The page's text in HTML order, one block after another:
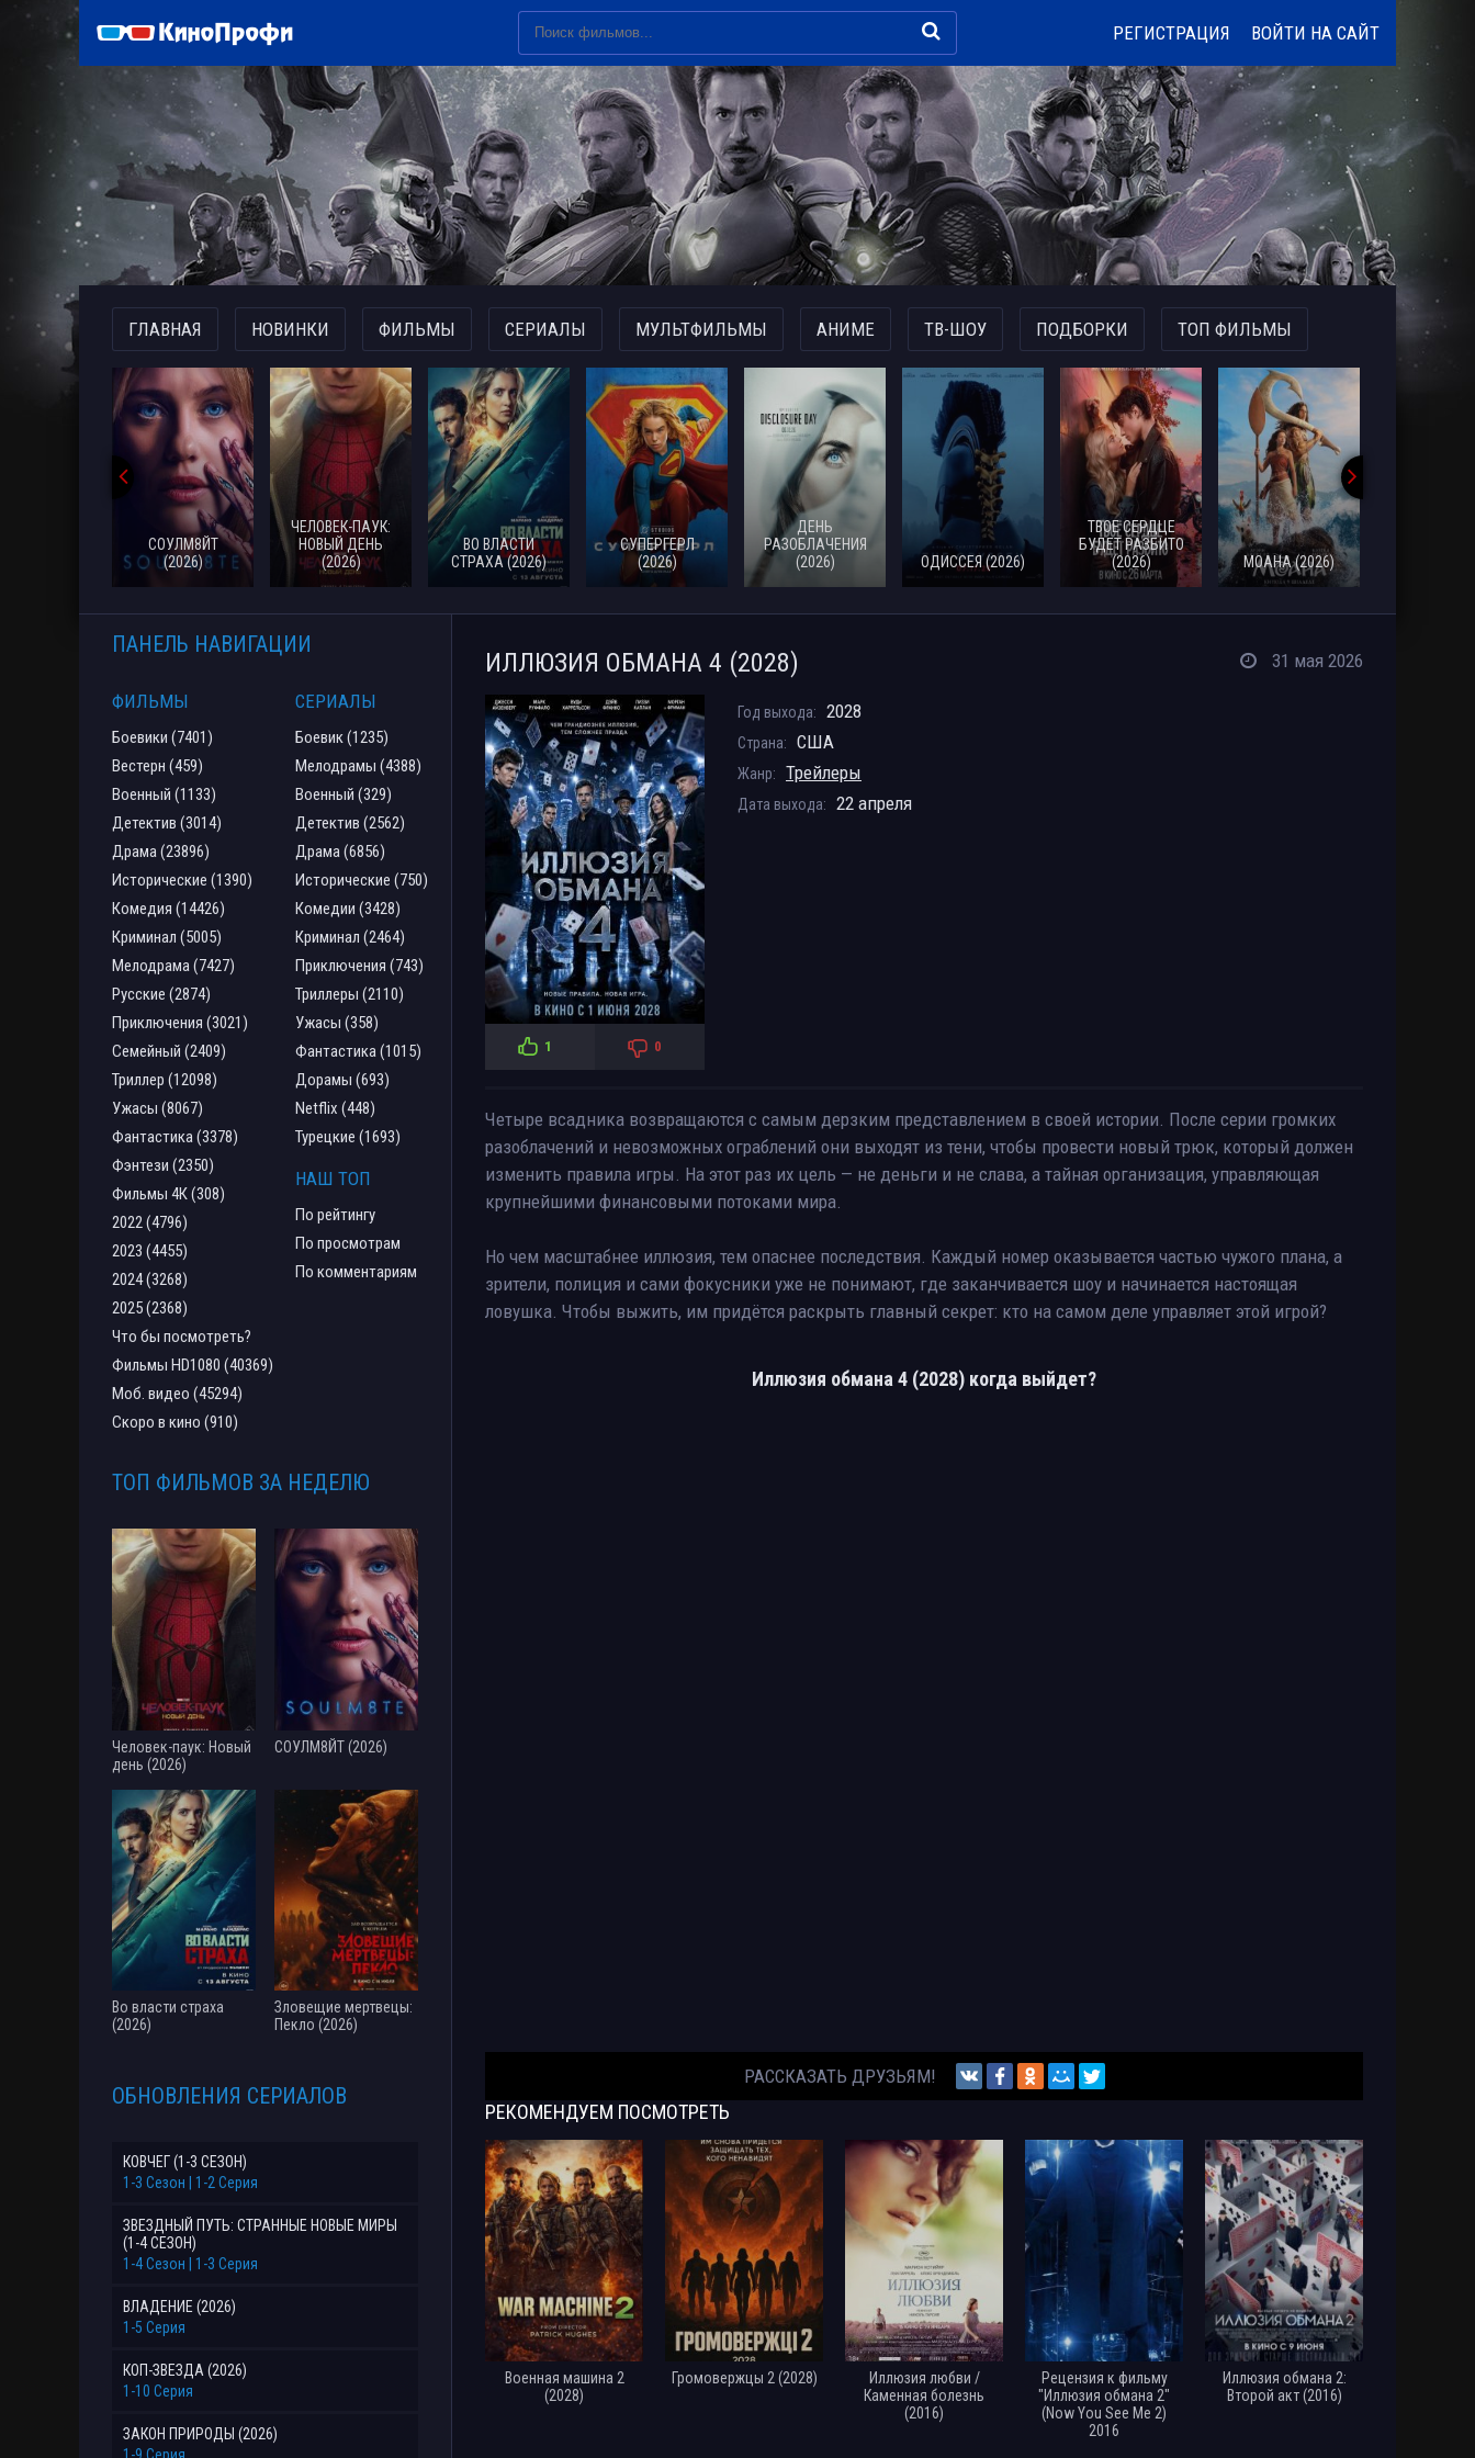
РЕГИСТРАЦИЯ ВОЙТИ НА САЙТ
ГЛАВНАЯ НОВИНКИ ФИЛЬМЫ СЕРИАЛЫ МУЛЬТФИЛЬМЫ АНИМЕ ТВ-ШОУ ПОДБОРКИ ТОП ФИЛЬМЫ
СОУЛМ8ЙТ
(2026)
ЧЕЛОВЕК-ПАУК:
НОВЫЙ ДЕНЬ
(2026)
ВО ВЛАСТИ
СТРАХА (2026)
СУПЕРГЕРЛ
(2026)
ДЕНЬ
РАЗОБЛАЧЕНИЯ
(2026)
ОДИССЕЯ (2026)
ТВОЕ СЕРДЦЕ
БУДЕТ РАЗБИТО
(2026)
МОАНА (2026)
ИЛЛЮЗИЯ ОБМАНА 4 (2028) 31 мая 2026
1 0
Год выхода: 2028
Страна: США
Жанр: Трейлеры
Дата выхода: 22 апреля
Четыре всадника возвращаются с самым дерзким представлением в своей истории. После серии громких
разоблачений и невозможных ограблений они выходят из тени, чтобы провести новый трюк, который должен
изменить правила игры. На этот раз их цель — не деньги и не слава, а тайная организация, управляющая
крупнейшими финансовыми потоками мира.
Но чем масштабнее иллюзия, тем опаснее последствия. Каждый номер оказывается частью чужого плана, а
зрители, полиция и сами фокусники уже не понимают, где заканчивается шоу и начинается настоящая
ловушка. Чтобы выжить, им придётся раскрыть главный секрет: кто на самом деле управляет этой игрой?
Иллюзия обмана 4 (2028) когда выйдет?
РАССКАЗАТЬ ДРУЗЬЯМ!
РЕКОМЕНДУЕМ ПОСМОТРЕТЬ
Военная машина 2
(2028)
Громовержцы 2 (2028)
Иллюзия любви /
Каменная болезнь
(2016)
Рецензия к фильму
"Иллюзия обмана 2"
(Now You See Me 2)
2016
Иллюзия обмана 2:
Второй акт (2016)
ПАНЕЛЬ НАВИГАЦИИ
ФИЛЬМЫ
Боевики (7401)
Вестерн (459)
Военный (1133)
Детектив (3014)
Драма (23896)
Исторические (1390)
Комедия (14426)
Криминал (5005)
Мелодрама (7427)
Русские (2874)
Приключения (3021)
Семейный (2409)
Триллер (12098)
Ужасы (8067)
Фантастика (3378)
Фэнтези (2350)
Фильмы 4К (308)
2022 (4796)
2023 (4455)
2024 (3268)
2025 (2368)
Что бы посмотреть?
Фильмы HD1080 (40369)
Моб. видео (45294)
Скоро в кино (910)
СЕРИАЛЫ
Боевик (1235)
Мелодрамы (4388)
Военный (329)
Детектив (2562)
Драма (6856)
Исторические (750)
Комедии (3428)
Криминал (2464)
Приключения (743)
Триллеры (2110)
Ужасы (358)
Фантастика (1015)
Дорамы (693)
Netflix (448)
Турецкие (1693)
НАШ ТОП
По рейтингу
По просмотрам
По комментариям
ТОП ФИЛЬМОВ ЗА НЕДЕЛЮ
Человек-паук: Новый
день (2026)
СОУЛМ8ЙТ (2026)
Во власти страха
(2026)
Зловещие мертвецы:
Пекло (2026)
ОБНОВЛЕНИЯ СЕРИАЛОВ
КОВЧЕГ (1-3 СЕЗОН)
1-3 Сезон | 1-2 Серия
ЗВЕЗДНЫЙ ПУТЬ: СТРАННЫЕ НОВЫЕ МИРЫ
(1-4 СЕЗОН)
1-4 Сезон | 1-3 Серия
ВЛАДЕНИЕ (2026)
1-5 Серия
КОП-ЗВЕЗДА (2026)
1-10 Серия
ЗАКОН ПРИРОДЫ (2026)